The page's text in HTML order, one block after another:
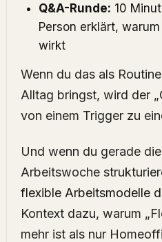
Q&A-Runde: 10
Person erklärt,
wirkt
Wenn du das als
Alltag bringst, wird der
von einem Trigger zu
Und wenn du gerade
Arbeitswoche
flexible Arbeitsmodelle
Kontext dazu, warum
mehr ist als nur